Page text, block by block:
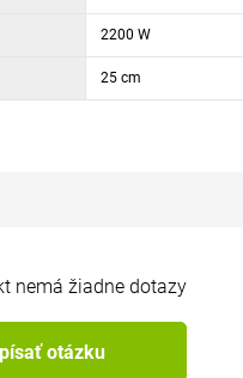
2200 W
25 cm
nemá žiadne dotazy
otázku